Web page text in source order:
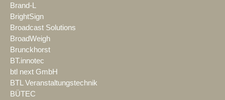
Brand-L
BrightSign
Broadcast Solutions
BroadWeigh
Brunckhorst
BT.innotec
btl next GmbH
BTL Veranstaltungstechnik
BÜTEC